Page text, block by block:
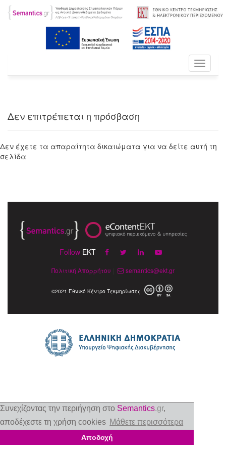
Συνεχίζοντας την περιήγηση στο Semantics.gr,
αποδέχεστε τη χρήση cookies Μάθετε περισσότερα
Αποδοχή
Toggle
Δεν επιτρέπεται η πρόσβαση
Δεν έχετε τα απαραίτητα δικαιώματα για να δείτε αυτή τη
σελίδα
Follow EKT
Πολιτική Απορρήτου semantics@ekt.gr
©2021 Εθνικό Κέντρο Τεκμηρίωσης